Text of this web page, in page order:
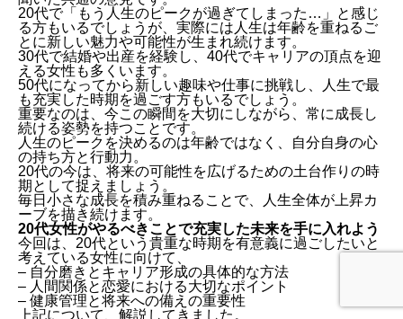
20代で「もう人生のピークが過ぎてしまった…」と感じ
る方もいるでしょうが、実際には人生は年齢を重ねるご
とに新しい魅力や可能性が生まれ続けます。
30代で結婚や出産を経験し、40代でキャリアの頂点を迎
える女性も多くいます。
50代になってから新しい趣味や仕事に挑戦し、人生で最
も充実した時期を過ごす方もいるでしょう。
重要なのは、今この瞬間を大切にしながら、常に成長し
続ける姿勢を持つことです。
人生のピークを決めるのは年齢ではなく、自分自身の心
の持ち方と行動力。
20代の今は、将来の可能性を広げるための土台作りの時
期として捉えましょう。
毎日小さな成長を積み重ねることで、人生全体が上昇カ
ーブを描き続けます。
20代女性がやるべきことで充実した未来を手に入れよう
今回は、20代という貴重な時期を有意義に過ごしたいと
考えている女性に向けて、
– 自分磨きとキャリア形成の具体的な方法
– 人間関係と恋愛における大切なポイント
– 健康管理と将来への備えの重要性
上記について、解説してきました。